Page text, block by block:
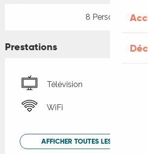
8 Personne(s)
Prestations
Télévision
WiFi
AFFICHER TOUTES LES